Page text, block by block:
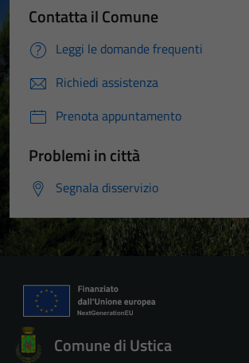
Contatta il Comune
Leggi le domande frequenti
Richiedi assistenza
Prenota appuntamento
Problemi in città
Segnala disservizio
Comune di Ustica